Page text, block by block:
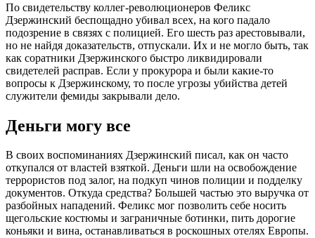
По свидетельству коллег-революционеров Феликс
Дзержинский беспощадно убивал всех, на кого падало
подозрение в связях с полицией. Его шесть раз арестовывали,
но не найдя доказательств, отпускали. Их и не могло быть, так
как соратники Дзержинского быстро ликвидировали
свидетелей расправ. Если у прокурора и были какие-то
вопросы к Дзержинскому, то после угрозы убийства детей
служители фемиды закрывали дело.
Деньги могу все
В своих воспоминаниях Дзержинский писал, как он часто
откупался от властей взяткой. Деньги шли на освобождение
террористов под залог, на подкуп чинов полиции и подделку
документов. Откуда средства? Большей частью это выручка от
разбойных нападений. Феликс мог позволить себе носить
щегольские костюмы и заграничные ботинки, пить дорогие
коньяки и вина, останавливаться в роскошных отелях Европы.